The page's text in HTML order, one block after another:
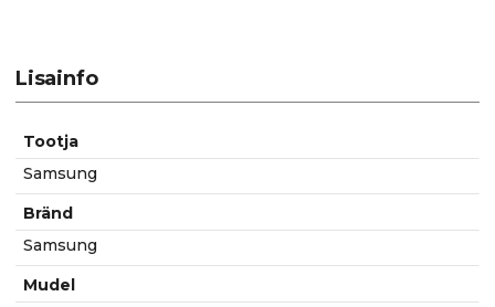
Lisainfo
Tootja
Samsung
Bränd
Samsung
Mudel